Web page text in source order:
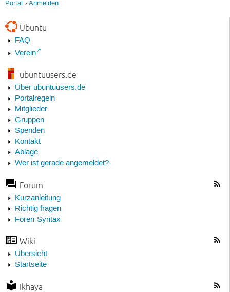
Portal Anmelden
Ubuntu
FAQ
Verein
ubuntuusers.de
Über ubuntuusers.de
Portalregeln
Mitglieder
Gruppen
Spenden
Kontakt
Ablage
Wer ist gerade angemeldet?
Forum
Kurzanleitung
Richtig fragen
Foren-Syntax
Wiki
Übersicht
Startseite
Ikhaya